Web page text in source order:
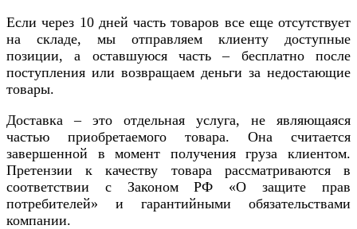
Если через 10 дней часть товаров все еще отсутствует
на складе, мы отправляем клиенту доступные
позиции, а оставшуюся часть – бесплатно после
поступления или возвращаем деньги за недостающие
товары.
Доставка – это отдельная услуга, не являющаяся
частью приобретаемого товара. Она считается
завершенной в момент получения груза клиентом.
Претензии к качеству товара рассматриваются в
соответствии с Законом РФ «О защите прав
потребителей» и гарантийными обязательствами
компании.